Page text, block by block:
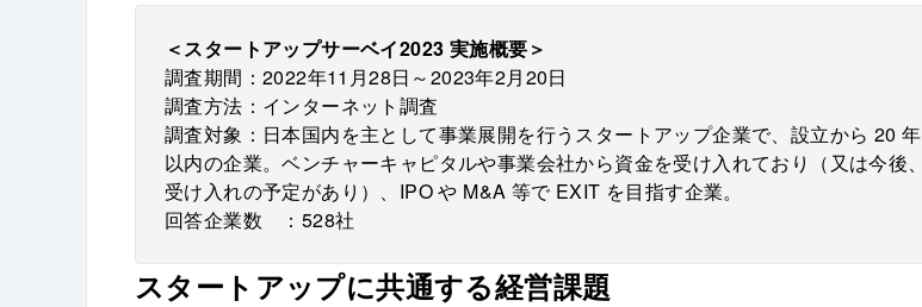
＜スタートアップサーベイ2023 実施概要＞
調査期間：2022年11月28日～2023年2月20日
調査方法：インターネット調査
調査対象：日本国内を主として事業展開を行うスタートアップ企業で、設立から 20 年
以内の企業。ベンチャーキャピタルや事業会社から資金を受け入れており（又は今後、
受け入れの予定があり）、IPO や M&A 等で EXIT を目指す企業。
回答企業数 ：528社
スタートアップに共通する経営課題